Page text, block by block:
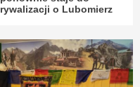
rywalizacji o Lubomierz